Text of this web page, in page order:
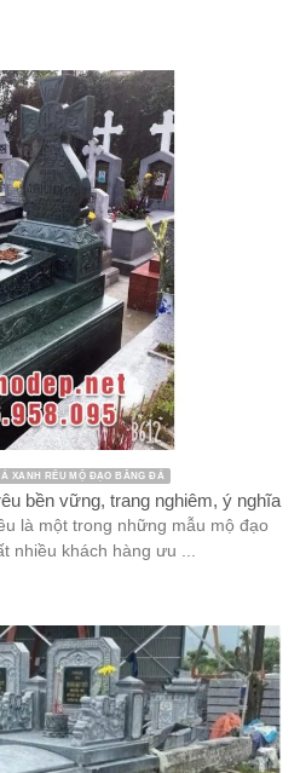
XANH RÊU MỘ ĐẠO BẰNG ĐÁ
bền vững, trang nghiêm, ý nghĩa
là một trong những mẫu mộ đạo
nhiều khách hàng ưu ...